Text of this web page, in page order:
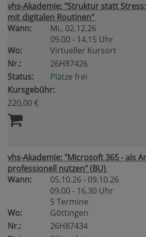
vhs-Akademie: "Struktur statt
mit digitalen Routinen"
Wann:
Mi., 02.12.26
09.00 - 14.15 Uhr
Wo:
Virtueller Kursort
Nr.:
26H87426
Status:
Plätze frei
Kursgebühr:
220,00 €
vhs-Akademie: "Microsoft 365 - als
professionell nutzen" (BU)
Wann:
05.10.26 - 09.10.26
09.00 - 16.30 Uhr
5 Termine
Wo:
Göttingen
Nr.:
26H87434